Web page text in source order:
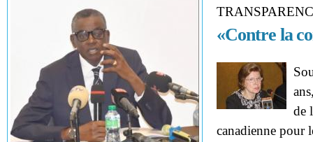
«Contre la
de
canadienne pour